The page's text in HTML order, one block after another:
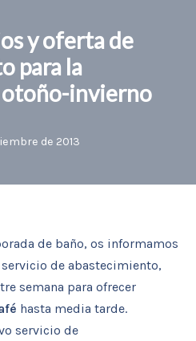
y oferta de
para la
otoño-invierno
de 2013
de baño, os informamos
de abastecimiento,
semana para ofrecer
hasta media tarde.
servicio de